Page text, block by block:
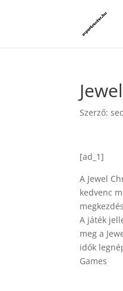
Szerző:
[ad_1]
A Jewel
kedvenc
A játék
meg a
idők
Games